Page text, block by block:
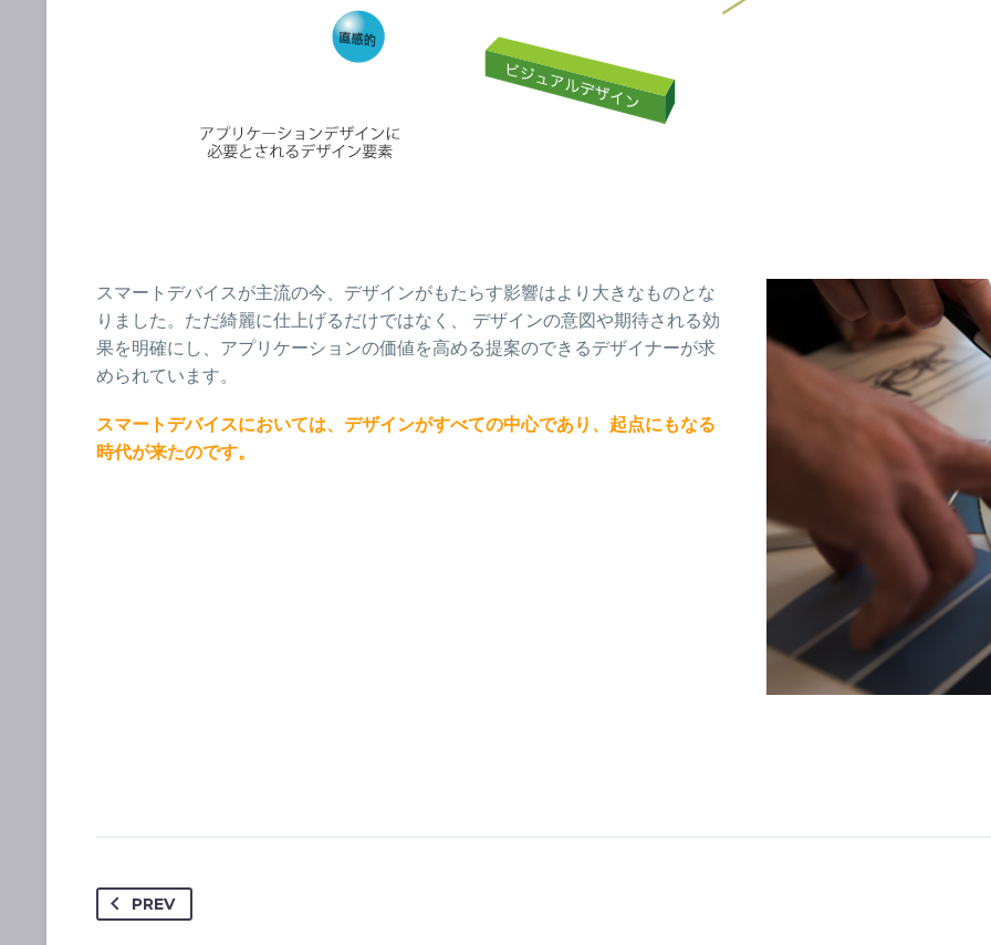
スマートデバイスが主流の今、デザインがもたらす影響はより大きなものとな
りました。ただ綺麗に仕上げるだけではなく、 デザインの意図や期待される効
果を明確にし、アプリケーションの価値を高める提案のできるデザイナーが求
められています。
スマートデバイスにおいては、デザインがすべての中心であり、起点にもなる
時代が来たのです。
PREV